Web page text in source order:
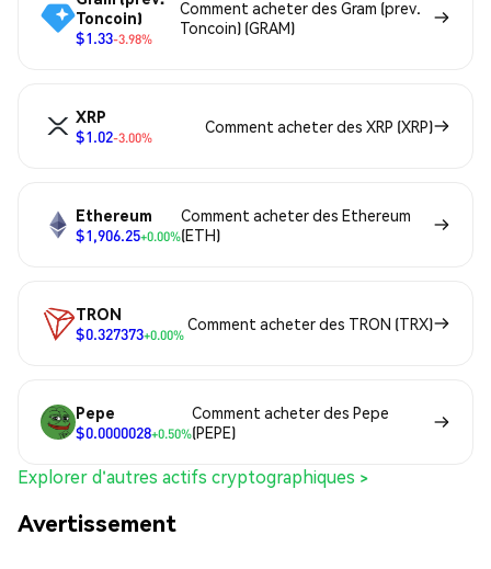
Toncoin)
$1.33-3.98%
Comment acheter des Gram (prev.
Toncoin) (GRAM)
XRP
$1.02-3.00%
Comment acheter des XRP (XRP)
Ethereum
$1,906.25+0.00%
Comment acheter des Ethereum
(ETH)
TRON
$0.327373+0.00%
Comment acheter des TRON (TRX)
Pepe
$0.0000028+0.50%
Comment acheter des Pepe
(PEPE)
Explorer d'autres actifs cryptographiques >
Avertissement